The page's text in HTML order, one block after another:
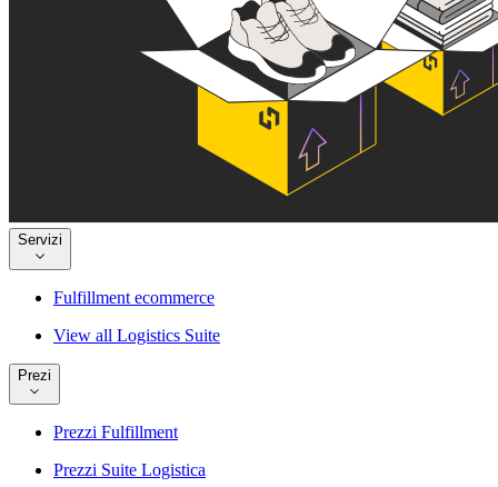
Servizi
Fulfillment ecommerce
View all Logistics Suite
Prezi
Prezzi Fulfillment
Prezzi Suite Logistica